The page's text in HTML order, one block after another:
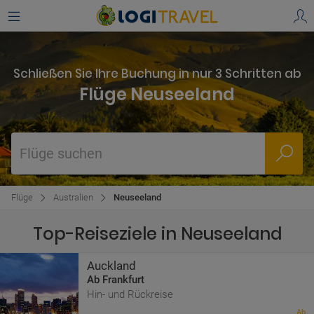
Schließen Sie Ihre Buchung in nur 3 Schritten ab
Flüge Neuseeland
Flüge suchen
Flüge Australien Neuseeland
Top-Reiseziele in Neuseeland
Auckland
Ab Frankfurt
Hin- und Rückreise